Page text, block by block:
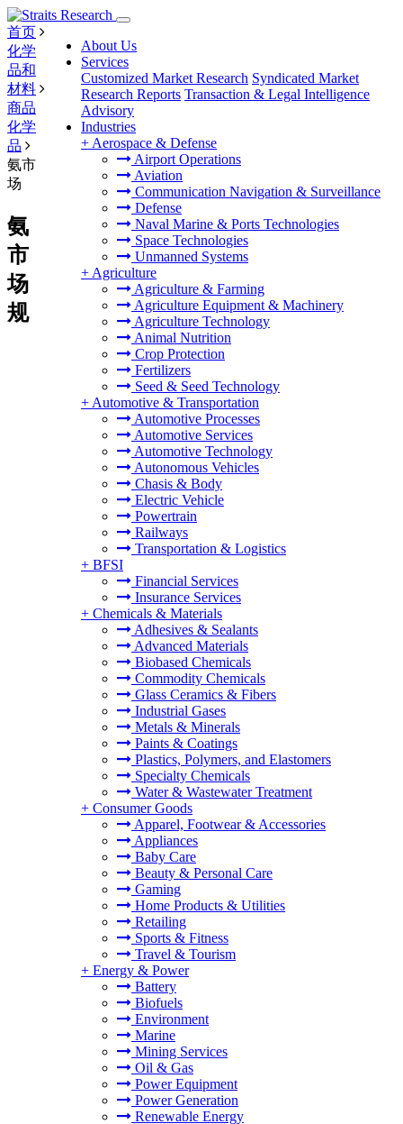
About Us
Services
Customized Market Research Syndicated Market
Research Reports Transaction & Legal Intelligence
Advisory
Industries
+ Aerospace & Defense
Airport Operations
Aviation
Communication Navigation & Surveillance
Defense
Naval Marine & Ports Technologies
Space Technologies
Unmanned Systems
+ Agriculture
Agriculture & Farming
Agriculture Equipment & Machinery
Agriculture Technology
Animal Nutrition
Crop Protection
Fertilizers
Seed & Seed Technology
+ Automotive & Transportation
Automotive Processes
Automotive Services
Automotive Technology
Autonomous Vehicles
Chasis & Body
Electric Vehicle
Powertrain
Railways
Transportation & Logistics
+ BFSI
Financial Services
Insurance Services
+ Chemicals & Materials
Adhesives & Sealants
Advanced Materials
Biobased Chemicals
Commodity Chemicals
Glass Ceramics & Fibers
Industrial Gases
Metals & Minerals
Paints & Coatings
Plastics, Polymers, and Elastomers
Specialty Chemicals
Water & Wastewater Treatment
+ Consumer Goods
Apparel, Footwear & Accessories
Appliances
Baby Care
Beauty & Personal Care
Gaming
Home Products & Utilities
Retailing
Sports & Fitness
Travel & Tourism
+ Energy & Power
Battery
Biofuels
Environment
Marine
Mining Services
Oil & Gas
Power Equipment
Power Generation
Renewable Energy
首页
化学
品和
材料
商品
化学
品
氨市
场
氨
市
场
规